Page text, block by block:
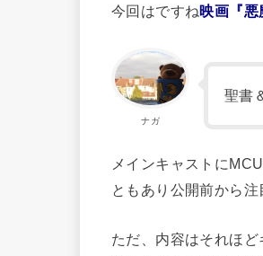
今回はですね映画『悪
ナガ
聖書
メインキャストに
ともあり公開前から注
ただ、内容はそれほ